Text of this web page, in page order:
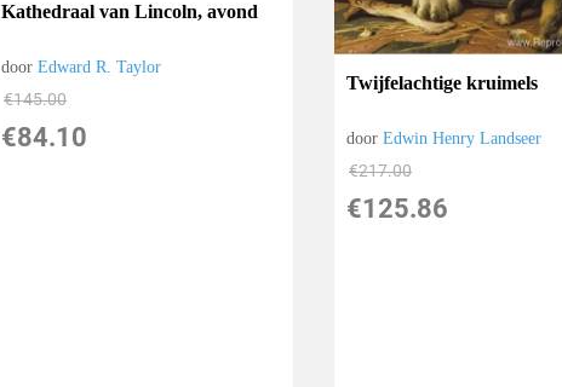
Kathedraal van Lincoln, avond
doorEdward R. Taylor
€145.00
€84.10
Twijfelachtige kruimels
doorEdwin Henry Landseer
€217.00
€125.86